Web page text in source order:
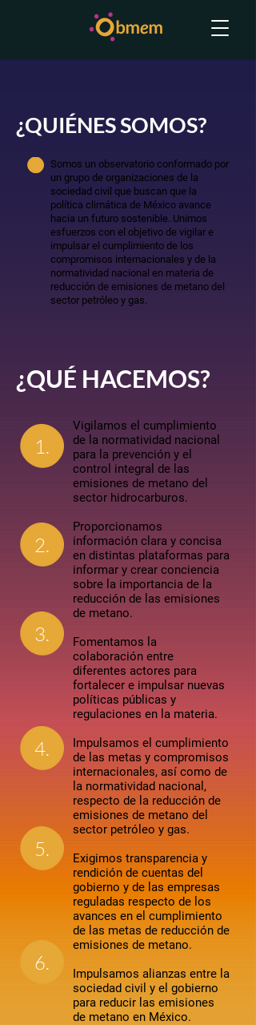
¿QUIÉNES SOMOS?
Somos un observatorio conformado por
un grupo de organizaciones de la
sociedad civil que buscan que la
política climática de México avance
hacia un futuro sostenible. Unimos
esfuerzos con el objetivo de vigilar e
impulsar el cumplimiento de los
compromisos internacionales y de la
normatividad nacional en materia de
reducción de emisiones de metano del
sector petróleo y gas.
¿QUÉ HACEMOS?
1.
2.
3.
4.
5.
6.
Vigilamos el cumplimiento
de la normatividad nacional
para la prevención y el
control integral de las
emisiones de metano del
sector hidrocarburos.
Proporcionamos
información clara y concisa
en distintas plataformas para
informar y crear conciencia
sobre la importancia de la
reducción de las emisiones
de metano.
Fomentamos la
colaboración entre
diferentes actores para
fortalecer e impulsar nuevas
políticas públicas y
regulaciones en la materia.
Impulsamos el cumplimiento
de las metas y compromisos
internacionales, así como de
la normatividad nacional,
respecto de la reducción de
emisiones de metano del
sector petróleo y gas.
Exigimos transparencia y
rendición de cuentas del
gobierno y de las empresas
reguladas respecto de los
avances en el cumplimiento
de las metas de reducción de
emisiones de metano.
Impulsamos alianzas entre la
sociedad civil y el gobierno
para reducir las emisiones
de metano en México.